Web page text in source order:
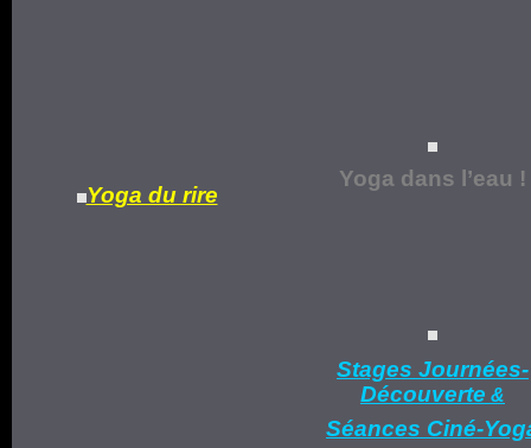
Yoga du rire
Yoga dans l’eau !
Stages Journées-
Découverte &
Séances Ciné-